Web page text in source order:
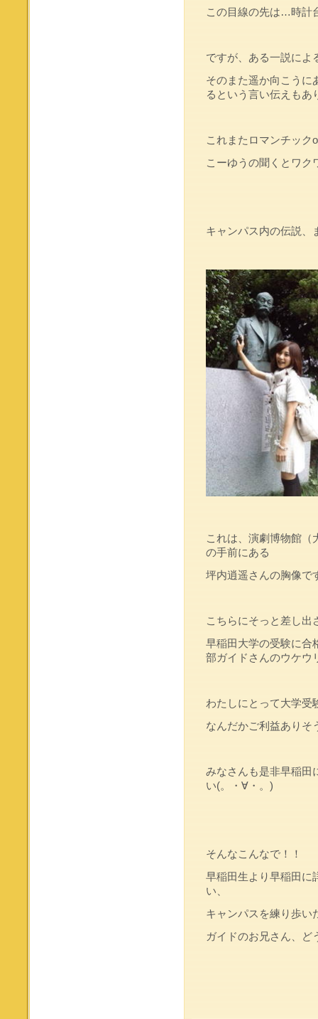
この目線の先は…時計
ですが、ある一説によ
そのまた遥か向こうに
るという言い伝えも
これまたロマンチッ
こーゆうの聞くとワ
キャンパス内の伝説、
これは、演劇博物館（
の手前にある
坪内逍遥さんの胸像で
こちらにそっと差し出
早稲田大学の受験に合
部ガイドさんのウケウ
わたしにとって大学受
なんだかご利益あり
みなさんも是非早稲田
い(。・∀・。)
そんなこんなで！！
早稲田生より早稲田に
い、
キャンパスを練り歩
ガイドのお兄さん、